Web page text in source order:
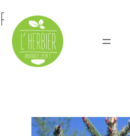
Pin noir d’Autriche